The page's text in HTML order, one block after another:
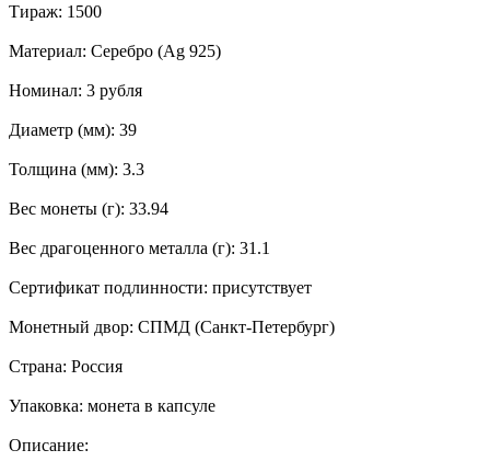
Тираж: 1500
Материал: Серебро (Ag 925)
Номинал: 3 рубля
Диаметр (мм): 39
Толщина (мм): 3.3
Вес монеты (г): 33.94
Вес драгоценного металла (г): 31.1
Сертификат подлинности: присутствует
Монетный двор: СПМД (Санкт-Петербург)
Страна: Россия
Упаковка: монета в капсуле
Описание: